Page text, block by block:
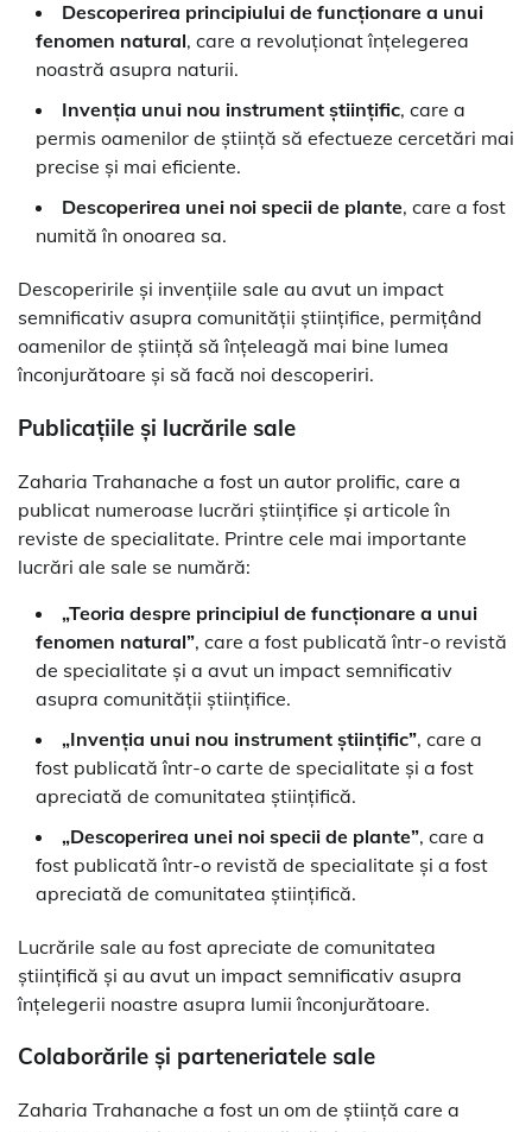
Descoperirea principiului de funcționare a unui
fenomen natural, care a revoluționat înțelegerea
noastră asupra naturii.
Invenția unui nou instrument științific, care a
permis oamenilor de știință să efectueze cercetări mai
precise și mai eficiente.
Descoperirea unei noi specii de plante, care a fost
numită în onoarea sa.
Descoperirile și invențiile sale au avut un impact
semnificativ asupra comunității științifice, permițând
oamenilor de știință să înțeleagă mai bine lumea
înconjurătoare și să facă noi descoperiri.
Publicațiile și lucrările sale
Zaharia Trahanache a fost un autor prolific, care a
publicat numeroase lucrări științifice și articole în
reviste de specialitate. Printre cele mai importante
lucrări ale sale se numără:
„Teoria despre principiul de funcționare a unui
fenomen natural”, care a fost publicată într-o revistă
de specialitate și a avut un impact semnificativ
asupra comunității științifice.
„Invenția unui nou instrument științific”, care a
fost publicată într-o carte de specialitate și a fost
apreciată de comunitatea științifică.
„Descoperirea unei noi specii de plante”, care a
fost publicată într-o revistă de specialitate și a fost
apreciată de comunitatea științifică.
Lucrările sale au fost apreciate de comunitatea
științifică și au avut un impact semnificativ asupra
înțelegerii noastre asupra lumii înconjurătoare.
Colaborările și parteneriatele sale
Zaharia Trahanache a fost un om de știință care a